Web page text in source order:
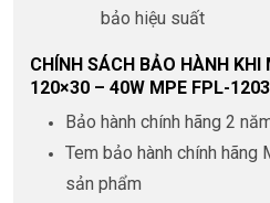
bảo hiệu suất
CHÍNH SÁCH BẢO HÀNH
120×30 – 40W MPE FPL-
Bảo hành chính hãng 2
Tem bảo hành chính hãng
sản phẩm